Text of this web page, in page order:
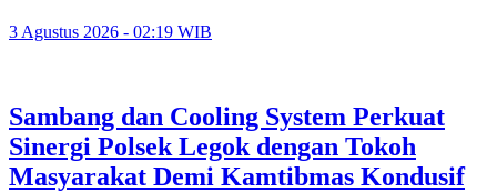
3 Agustus 2026 - 02:19 WIB
Sambang dan Cooling System Perkuat
Sinergi Polsek Legok dengan Tokoh
Masyarakat Demi Kamtibmas Kondusif